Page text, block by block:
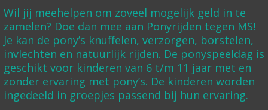
Wil jij meehelpen om zoveel mogelijk geld in te
zamelen? Doe dan mee aan Ponyrijden tegen MS!
Je kan de pony’s knuffelen, verzorgen, borstelen,
invlechten en natuurlijk rijden. De ponyspeeldag is
geschikt voor kinderen van 6 t/m 11 jaar met en
zonder ervaring met pony’s. De kinderen worden
ingedeeld in groepjes passend bij hun ervaring.